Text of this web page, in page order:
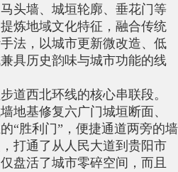
头墙、城垣轮廓、垂花门等
炼地域文化特征，融合传统
法，以城市更新微改造、低
具历史韵味与城市功能的线
道西北环线的核心串联段。
地基修复六广门城垣断面、
“胜利门”，便捷通道两旁的墙
打通了从人民大道到贵阳市
盘活了城市零碎空间，而且